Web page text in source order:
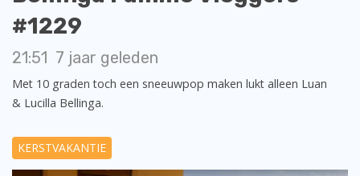
#1229
21:51 7 jaar geleden
Met 10 graden toch een sneeuwpop maken lukt alleen Luan
& Lucilla Bellinga.
KERSTVAKANTIE